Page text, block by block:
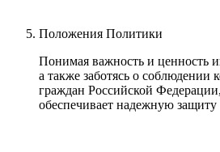
Положения Политики
Понимая важность и ценность
а также заботясь о соблюдении
граждан Российской
обеспечивает надежную